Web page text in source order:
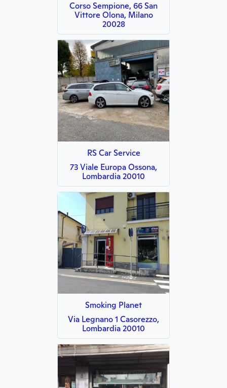
Corso Sempione, 66 San
Vittore Olona, Milano
20028
RS Car Service
73 Viale Europa Ossona,
Lombardia 20010
Smoking Planet
Via Legnano 1 Casorezzo,
Lombardia 20010